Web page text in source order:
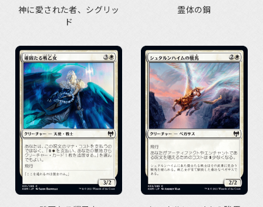
神に愛された者、シグリッ
ド
霊体の鋼